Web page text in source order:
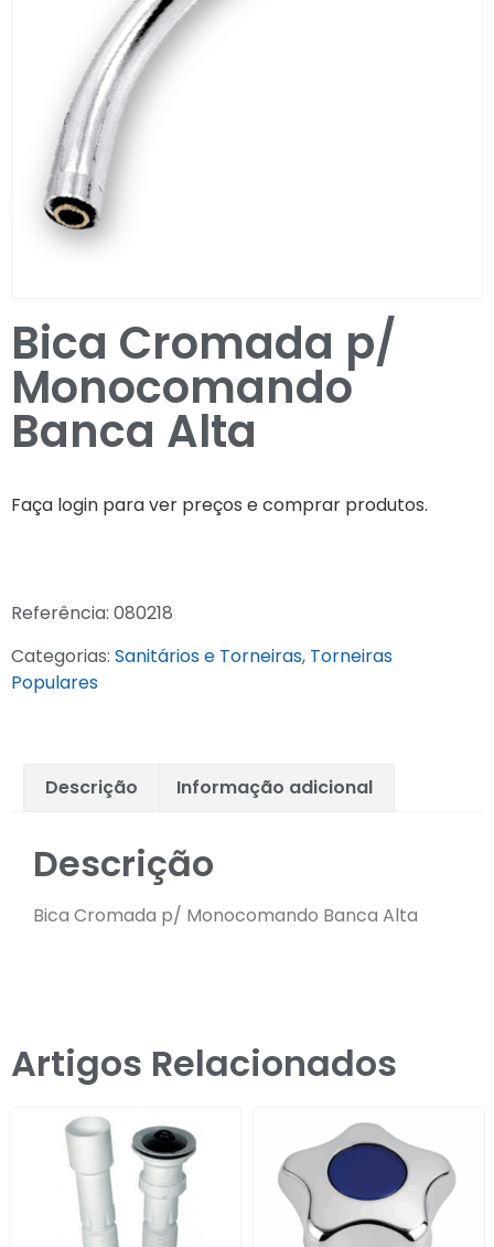
Bica Cromada p/
Monocomando
Banca Alta
Faça login para ver preços e comprar produtos.
Referência: 080218
Categorias: Sanitários e Torneiras, Torneiras
Populares
Descrição Informação adicional
Descrição
Bica Cromada p/ Monocomando Banca Alta
Artigos Relacionados